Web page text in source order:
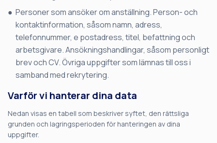
Personer som ansöker om anställning. Person- och
kontaktinformation, såsom namn, adress,
telefonnummer, e postadress, titel, befattning och
arbetsgivare. Ansökningshandlingar, såsom personligt
brev och CV. Övriga uppgifter som lämnas till oss i
samband med rekrytering.
Varför vi hanterar dina data
Nedan visas en tabell som beskriver syftet, den rättsliga
grunden och lagringsperioden för hanteringen av dina
uppgifter.